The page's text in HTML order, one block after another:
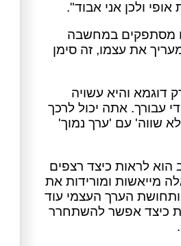
ולכן אני אבוד".
מסתפקים במחשבה
את עצמו, זה סימן
דוגמא והיא עשויה
עבורך. אתה יכול לרכך
שווה' עם 'ערך נמוך'
לראות כיצד רצפים
מייאשות ומורידות את
הערך העצמי עוד
כיצד אפשר להשתחרר